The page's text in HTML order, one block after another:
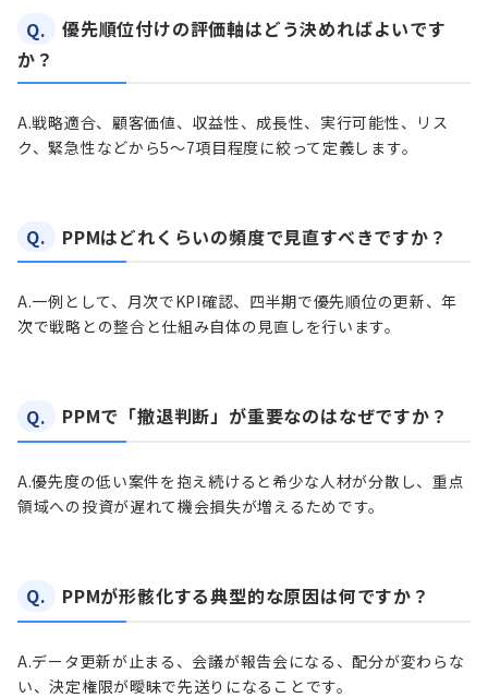
Q.
優先順位付けの評価軸はどう決めればよいです
か？
A.戦略適合、顧客価値、収益性、成長性、実行可能性、リス
ク、緊急性などから5〜7項目程度に絞って定義します。
Q. PPMはどれくらいの頻度で見直すべきですか？
A.一例として、月次でKPI確認、四半期で優先順位の更新、年
次で戦略との整合と仕組み自体の見直しを行います。
Q. PPMで「撤退判断」が重要なのはなぜですか？
A.優先度の低い案件を抱え続けると希少な人材が分散し、重点
領域への投資が遅れて機会損失が増えるためです。
Q. PPMが形骸化する典型的な原因は何ですか？
A.データ更新が止まる、会議が報告会になる、配分が変わらな
い、決定権限が曖昧で先送りになることです。